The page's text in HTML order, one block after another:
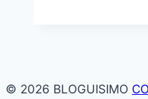
© 2026 BLOGUISIMO